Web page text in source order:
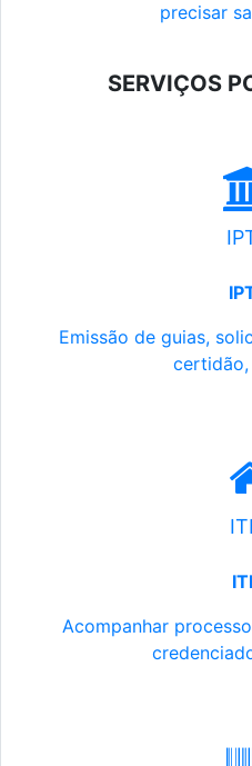
precisar
SERVIÇOS
Emissão de guias,
certidão,
Acompanhar